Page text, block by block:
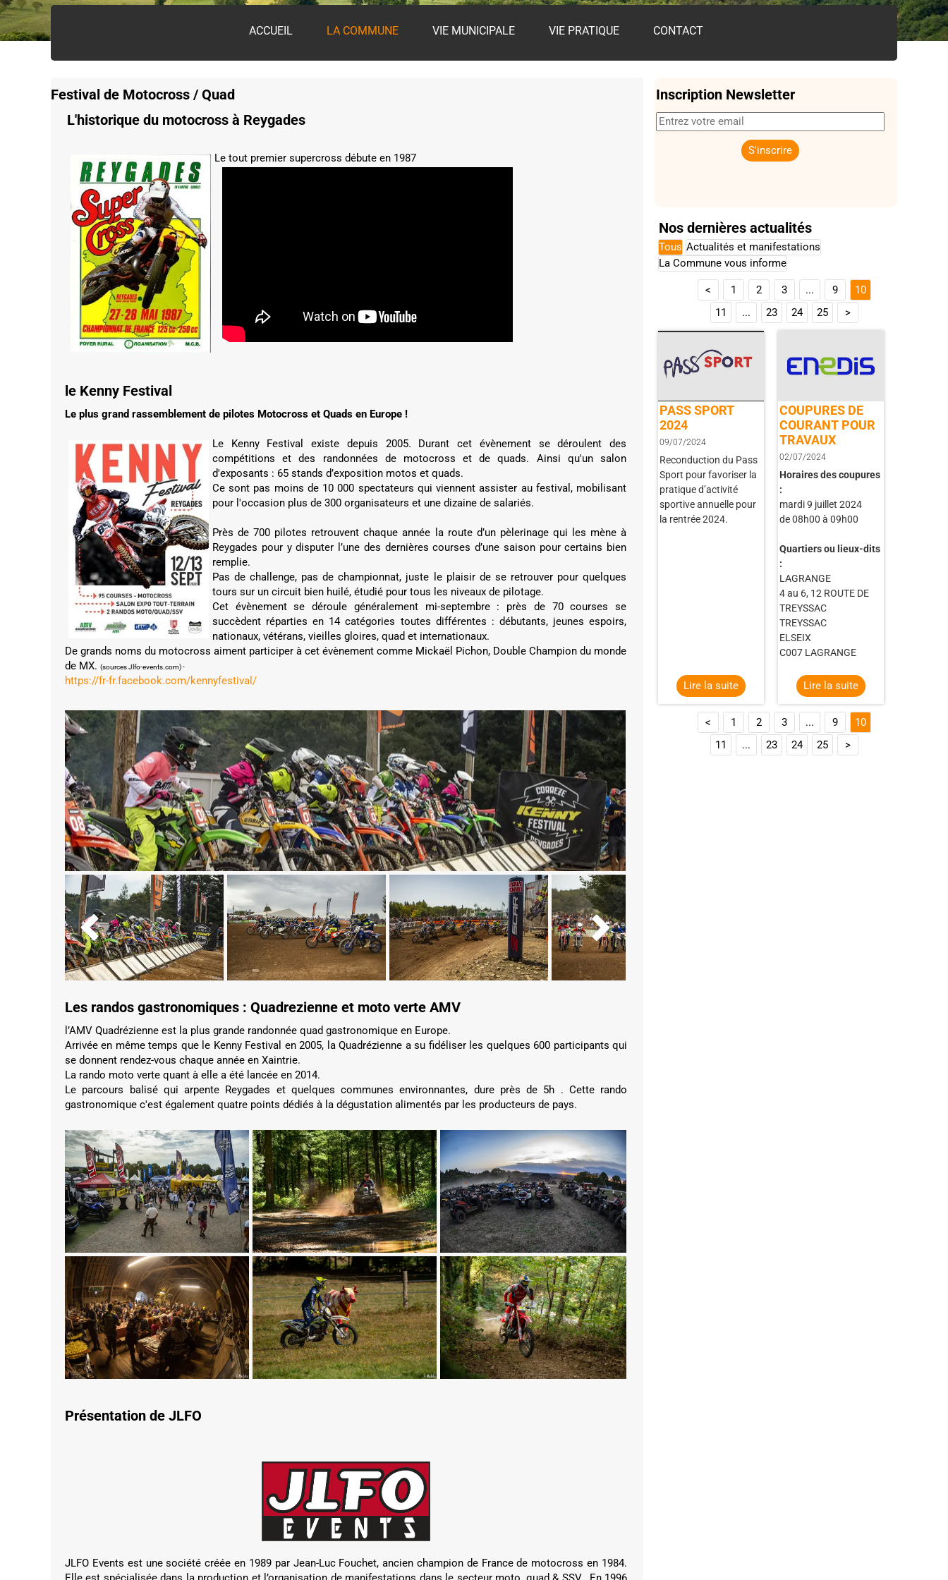
ACCUEIL LA COMMUNE VIE MUNICIPALE VIE PRATIQUE CONTACT
Nos dernières actualités
Inscription Newsletter
Festival de Motocross / Quad
L'historique du motocross à Reygades
Le tout premier supercross débute en 1987
Tous Actualités et manifestations
La Commune vous informe
< 1 2 3 ... 9
10
11
... 23 24 25 >
PASS SPORT
2024
09/07/2024
Reconduction du Pass
Sport pour favoriser la
pratique d’activité
sportive annuelle pour
la rentrée 2024.
Lire la suite
COUPURES DE
COURANT POUR
TRAVAUX
02/07/2024
Horaires des coupures
:
mardi 9 juillet 2024
de 08h00 à 09h00
Quartiers ou lieux-dits
:
LAGRANGE
4 au 6, 12 ROUTE DE
TREYSSAC
TREYSSAC
ELSEIX
C007 LAGRANGE
Lire la suite
< 1 2 3 ... 9
10
11
... 23 24 25 >
le Kenny Festival
Le plus grand rassemblement de pilotes Motocross et Quads en Europe !
Le Kenny Festival existe depuis 2005. Durant cet évènement se déroulent des
compétitions et des randonnées de motocross et de quads. Ainsi qu'un salon
d'exposants : 65 stands d’exposition motos et quads.
Ce sont pas moins de 10 000 spectateurs qui viennent assister au festival, mobilisant
pour l'occasion plus de 300 organisateurs et une dizaine de salariés.
Près de 700 pilotes retrouvent chaque année la route d’un pèlerinage qui les mène à
Reygades pour y disputer l’une des dernières courses d’une saison pour certains bien
remplie.
Pas de challenge, pas de championnat, juste le plaisir de se retrouver pour quelques
tours sur un circuit bien huilé, étudié pour tous les niveaux de pilotage.
Cet évènement se déroule généralement mi-septembre : près de 70 courses se
succèdent réparties en 14 catégories toutes différentes : débutants, jeunes espoirs,
nationaux, vétérans, vieilles gloires, quad et internationaux.
De grands noms du motocross aiment participer à cet évènement comme Mickaël Pichon, Double Champion du monde
de MX. (sources Jlfo-events.com) -
https://fr-fr.facebook.com/kennyfestival/
 
Les randos gastronomiques : Quadrezienne et moto verte AMV
l’AMV Quadrézienne est la plus grande randonnée quad gastronomique en Europe.
Arrivée en même temps que le Kenny Festival en 2005, la Quadrézienne a su fidéliser les quelques 600 participants qui
se donnent rendez-vous chaque année en Xaintrie.
La rando moto verte quant à elle a été lancée en 2014.
Le parcours balisé qui arpente Reygades et quelques communes environnantes, dure près de 5h . Cette rando
gastronomique c'est également quatre points dédiés à la dégustation alimentés par les producteurs de pays.
Présentation de JLFO
JLFO Events est une société créée en 1989 par Jean-Luc Fouchet, ancien champion de France de motocross en 1984.